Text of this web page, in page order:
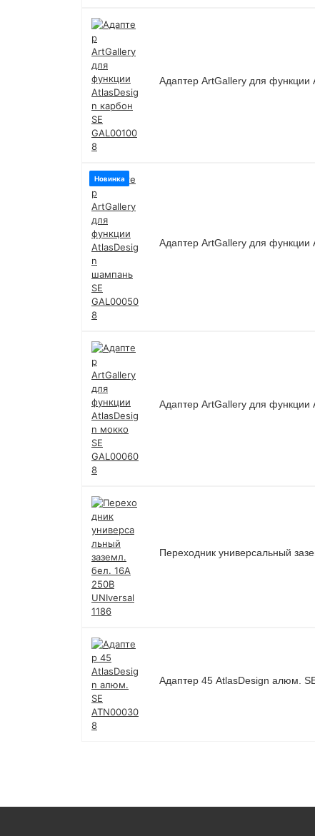
Адаптер ArtGallery для функции
Новинка
Адаптер ArtGallery для
Адаптер ArtGallery для функции
Переходник универсальный
Адаптер 45 AtlasDesign алюм.